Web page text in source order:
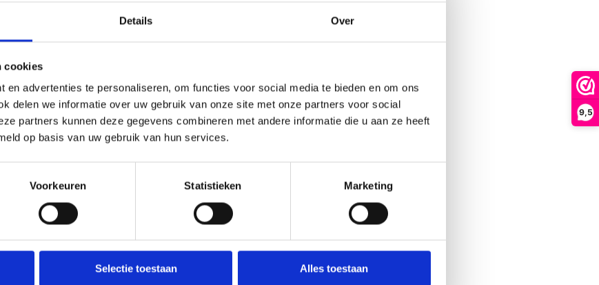
9,5
Details Over
cookies
en advertenties te personaliseren, om functies voor social media te bieden en om ons
delen we informatie over uw gebruik van onze site met onze partners voor social
partners kunnen deze gegevens combineren met andere informatie die u aan ze heeft
op basis van uw gebruik van hun services.
Voorkeuren Statistieken Marketing
Selectie toestaan Alles toestaan